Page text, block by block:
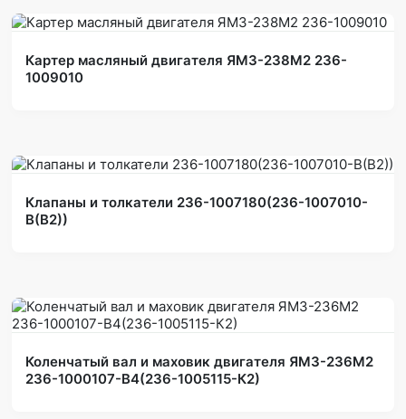
Картер масляный двигателя ЯМЗ-238М2 236-
1009010
Клапаны и толкатели 236-1007180(236-1007010-
В(В2))
Коленчатый вал и маховик двигателя ЯМЗ-236М2
236-1000107-В4(236-1005115-К2)